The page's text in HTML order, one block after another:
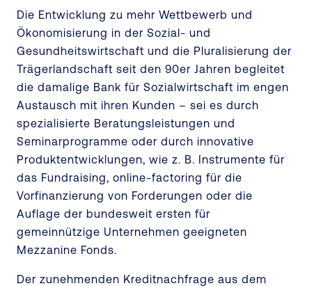
Die Entwicklung zu mehr Wettbewerb und
Ökonomisierung in der Sozial- und
Gesundheitswirtschaft und die Pluralisierung der
Trägerlandschaft seit den 90er Jahren begleitet
die damalige Bank für Sozialwirtschaft im engen
Austausch mit ihren Kunden – sei es durch
spezialisierte Beratungsleistungen und
Seminarprogramme oder durch innovative
Produktentwicklungen, wie z. B. Instrumente für
das Fundraising, online-factoring für die
Vorfinanzierung von Forderungen oder die
Auflage der bundesweit ersten für
gemeinnützige Unternehmen geeigneten
Mezzanine Fonds.
Der zunehmenden Kreditnachfrage aus dem